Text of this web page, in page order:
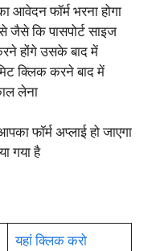
फॉर्म भरना होगा
कि पासपोर्ट साइज
होंगे उसके बाद में
क्लिक करने बाद में
लेना
फॉर्म अप्लाई हो जाएगा
गया है
यहां क्लिक करो